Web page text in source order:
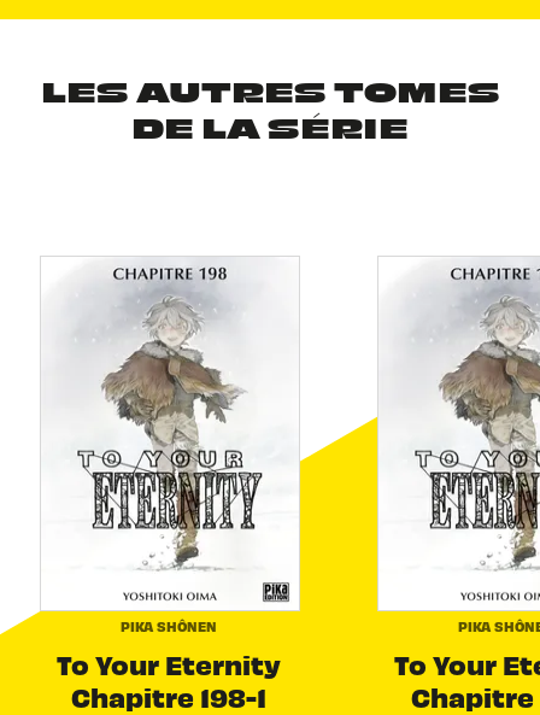
LES AUTRES TOMES
DE LA SÉRIE
PIKA SHÔNEN
To Your Eternity
Chapitre 198-1
PIKA
To Your
Chapitre